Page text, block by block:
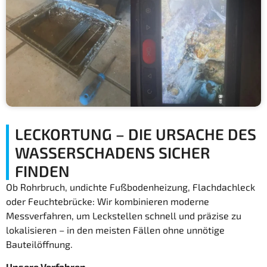
e
r
*
LECKORTUNG – DIE URSACHE DES
WASSERSCHADENS SICHER
FINDEN
Ob Rohrbruch, undichte Fußbodenheizung, Flachdachleck
oder Feuchtebrücke: Wir kombinieren moderne
Messverfahren, um Leckstellen schnell und präzise zu
lokalisieren – in den meisten Fällen ohne unnötige
Bauteilöffnung.